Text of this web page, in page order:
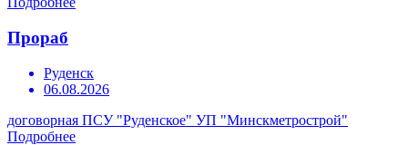
Прораб
Руденск
06.08.2026
договорная ПСУ "Руденское" УП "Минскметрострой"
Подробнее